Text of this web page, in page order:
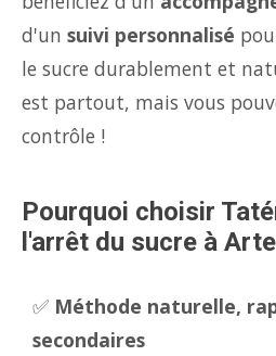
d'un suivi personnalisé
le sucre durablement et
est partout, mais vous
contrôle !
Pourquoi choisir
l'arrêt du sucre à
✅ Méthode naturelle,
secondaires